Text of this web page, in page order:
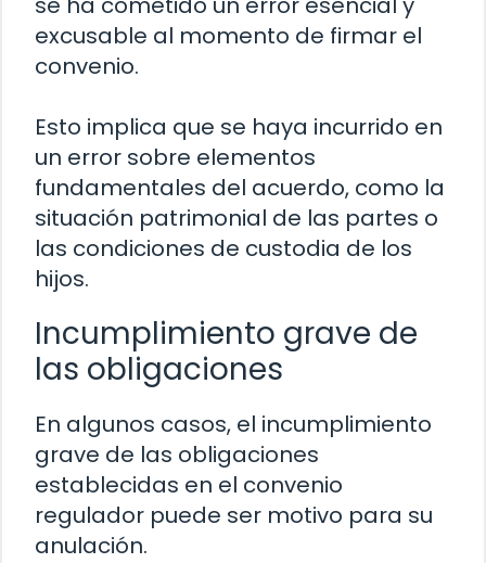
excusable al momento de firmar el
convenio.
Esto implica que se haya incurrido en
un error sobre elementos
fundamentales del acuerdo, como la
situación patrimonial de las partes o
las condiciones de custodia de los
hijos.
Incumplimiento grave de
las obligaciones
En algunos casos, el incumplimiento
grave de las obligaciones
establecidas en el convenio
regulador puede ser motivo para su
anulación.